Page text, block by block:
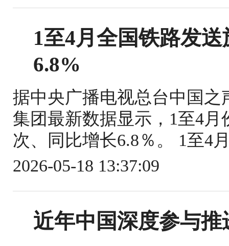
1至4月全国铁路发
6.8%
据中央广播电视总台中国
集团最新数据显示，1至4月
次、同比增长6.8％。 1至4
2026-05-18 13:37:09
近年中国深度参与